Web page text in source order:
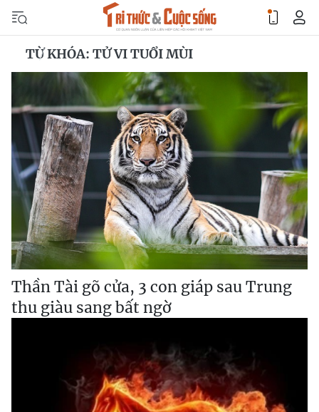
TỪ KHÓA: TỬ VI TUỔI MÙI
Thần Tài gõ cửa, 3 con giáp sau Trung
thu giàu sang bất ngờ